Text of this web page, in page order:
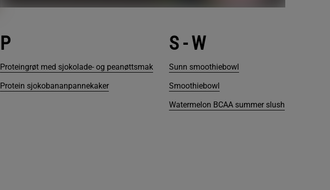
P
Proteingrøt med sjokolade- og peanøttsmak
Protein sjokobananpannekaker
S - W
Sunn smoothiebowl
Smoothiebowl
Watermelon BCAA summer slush